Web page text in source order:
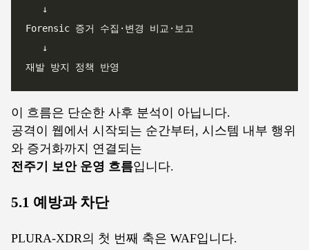
이 흐름은 단순한 사후 분석이 아닙니다.
공격이 웹에서 시작되는 순간부터, 시스템 내부 행위
와 증거화까지 연결되는
전주기 보안 운영 흐름입니다.
5.1 예방과 차단
PLURA-XDR의 첫 번째 축은 WAF입니다.